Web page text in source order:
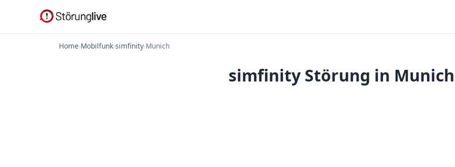
Home›Mobilfunk›simfinity›Munich
simfinity Störung in Munich